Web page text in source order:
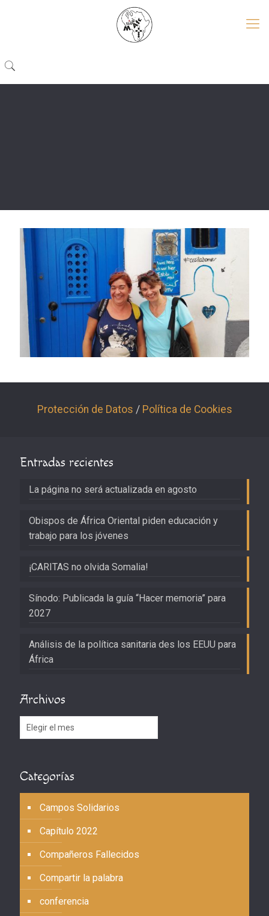
Protección de Datos / Política de Cookies
Entradas recientes
La página no será actualizada en agosto
Obispos de África Oriental piden educación y
trabajo para los jóvenes
¡CARITAS no olvida Somalia!
Sínodo: Publicada la guía “Hacer memoria” para
2027
Análisis de la política sanitaria des los EEUU para
África
Archivos
Archivos
Categorías
Campos Solidarios
Capítulo 2022
Compañeros Fallecidos
Compartir la palabra
conferencia